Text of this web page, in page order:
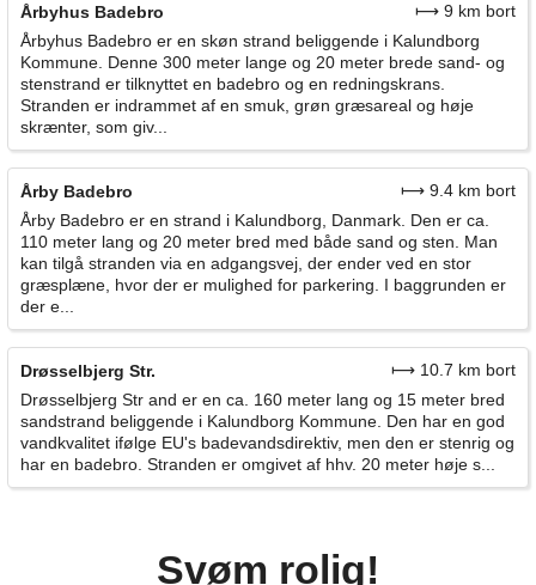
Årbyhus Badebro
⟼ 9 km bort
Årbyhus Badebro er en skøn strand beliggende i Kalundborg
Kommune. Denne 300 meter lange og 20 meter brede sand- og
stenstrand er tilknyttet en badebro og en redningskrans.
Stranden er indrammet af en smuk, grøn græsareal og høje
skrænter, som giv...
Årby Badebro
⟼ 9.4 km bort
Årby Badebro er en strand i Kalundborg, Danmark. Den er ca.
110 meter lang og 20 meter bred med både sand og sten. Man
kan tilgå stranden via en adgangsvej, der ender ved en stor
græsplæne, hvor der er mulighed for parkering. I baggrunden er
der e...
Drøsselbjerg Str.
⟼ 10.7 km bort
Drøsselbjerg Str and er en ca. 160 meter lang og 15 meter bred
sandstrand beliggende i Kalundborg Kommune. Den har en god
vandkvalitet ifølge EU's badevandsdirektiv, men den er stenrig og
har en badebro. Stranden er omgivet af hhv. 20 meter høje s...
Svøm rolig!